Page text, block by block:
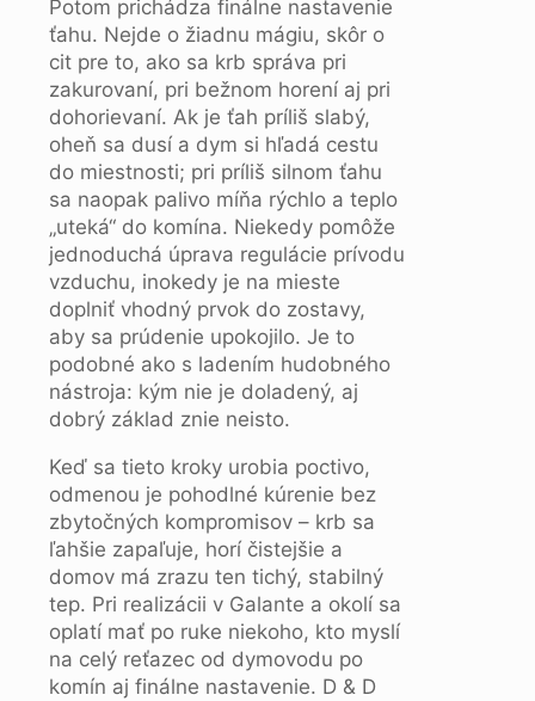
Potom prichádza finálne nastavenie
ťahu. Nejde o žiadnu mágiu, skôr o
cit pre to, ako sa krb správa pri
zakurovaní, pri bežnom horení aj pri
dohorievaní. Ak je ťah príliš slabý,
oheň sa dusí a dym si hľadá cestu
do miestnosti; pri príliš silnom ťahu
sa naopak palivo míňa rýchlo a teplo
„uteká“ do komína. Niekedy pomôže
jednoduchá úprava regulácie prívodu
vzduchu, inokedy je na mieste
doplniť vhodný prvok do zostavy,
aby sa prúdenie upokojilo. Je to
podobné ako s ladením hudobného
nástroja: kým nie je doladený, aj
dobrý základ znie neisto.
Keď sa tieto kroky urobia poctivo,
odmenou je pohodlné kúrenie bez
zbytočných kompromisov – krb sa
ľahšie zapaľuje, horí čistejšie a
domov má zrazu ten tichý, stabilný
tep. Pri realizácii v Galante a okolí sa
oplatí mať po ruke niekoho, kto myslí
na celý reťazec od dymovodu po
komín aj finálne nastavenie. D & D